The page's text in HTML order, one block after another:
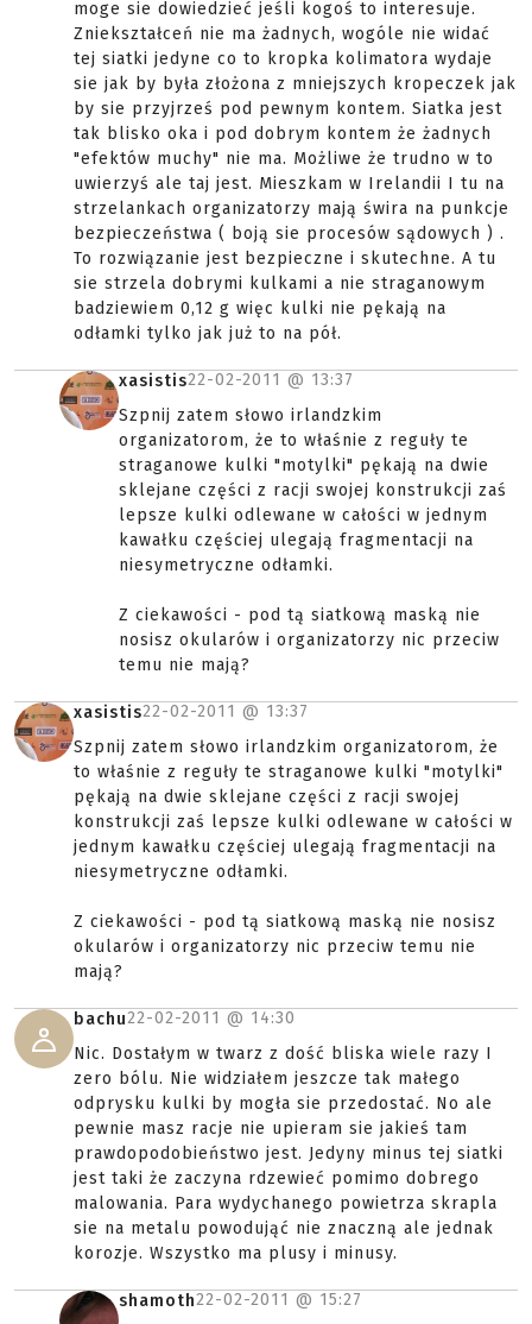
moge sie dowiedzieć jeśli kogoś to interesuje.
Zniekształceń nie ma żadnych, wogóle nie widać
tej siatki jedyne co to kropka kolimatora wydaje
sie jak by była złożona z mniejszych kropeczek jak
by sie przyjrześ pod pewnym kontem. Siatka jest
tak blisko oka i pod dobrym kontem że żadnych
"efektów muchy" nie ma. Możliwe że trudno w to
uwierzyś ale taj jest. Mieszkam w Irelandii I tu na
strzelankach organizatorzy mają świra na punkcje
bezpieczeństwa ( boją sie procesów sądowych ) .
To rozwiązanie jest bezpieczne i skutechne. A tu
sie strzela dobrymi kulkami a nie straganowym
badziewiem 0,12 g więc kulki nie pękają na
odłamki tylko jak już to na pół.
xasistis22-02-2011 @ 13:37
Szpnij zatem słowo irlandzkim
organizatorom, że to właśnie z reguły te
straganowe kulki "motylki" pękają na dwie
sklejane części z racji swojej konstrukcji zaś
lepsze kulki odlewane w całości w jednym
kawałku częściej ulegają fragmentacji na
niesymetryczne odłamki.
Z ciekawości - pod tą siatkową maską nie
nosisz okularów i organizatorzy nic przeciw
temu nie mają?
xasistis22-02-2011 @ 13:37
Szpnij zatem słowo irlandzkim organizatorom, że
to właśnie z reguły te straganowe kulki "motylki"
pękają na dwie sklejane części z racji swojej
konstrukcji zaś lepsze kulki odlewane w całości w
jednym kawałku częściej ulegają fragmentacji na
niesymetryczne odłamki.
Z ciekawości - pod tą siatkową maską nie nosisz
okularów i organizatorzy nic przeciw temu nie
mają?
bachu22-02-2011 @ 14:30
Nic. Dostałym w twarz z dość bliska wiele razy I
zero bólu. Nie widziałem jeszcze tak małego
odprysku kulki by mogła sie przedostać. No ale
pewnie masz racje nie upieram sie jakieś tam
prawdopodobieństwo jest. Jedyny minus tej siatki
jest taki że zaczyna rdzewieć pomimo dobrego
malowania. Para wydychanego powietrza skrapla
sie na metalu powodująć nie znaczną ale jednak
korozje. Wszystko ma plusy i minusy.
shamoth22-02-2011 @ 15:27